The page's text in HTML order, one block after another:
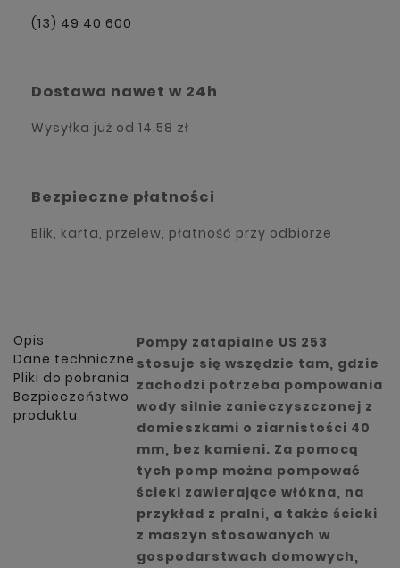
(13) 49 40 600
Dostawa nawet w 24h
Wysyłka już od 14,58 zł
Bezpieczne płatności
Blik, karta, przelew, płatność przy odbiorze
Opis
Dane techniczne
Pliki do pobrania
Bezpieczeństwo
produktu
Pompy zatapialne US 253
stosuje się wszędzie tam, gdzie
zachodzi potrzeba pompowania
wody silnie zanieczyszczonej z
domieszkami o ziarnistości 40
mm, bez kamieni. Za pomocą
tych pomp można pompować
ścieki zawierające włókna, na
przykład z pralni, a także ścieki
z maszyn stosowanych w
gospodarstwach domowych,